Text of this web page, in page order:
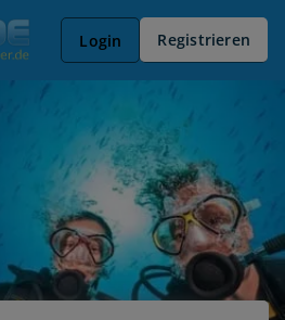
Login Registrieren